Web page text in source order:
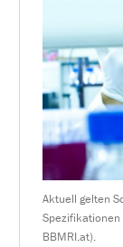
Aktuell gelten
Spezifikationen
BBMRI.at).